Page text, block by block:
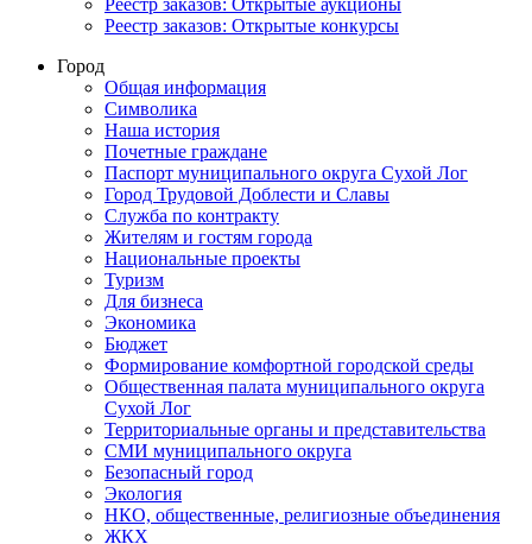
Реестр заказов: Открытые конкурсы
Город
Общая информация
Символика
Наша история
Почетные граждане
Паспорт муниципального округа Сухой Лог
Город Трудовой Доблести и Славы
Служба по контракту
Жителям и гостям города
Национальные проекты
Туризм
Для бизнеса
Экономика
Бюджет
Формирование комфортной городской среды
Общественная палата муниципального округа
Сухой Лог
Территориальные органы и представительства
СМИ муниципального округа
Безопасный город
Экология
НКО, общественные, религиозные объединения
ЖКХ